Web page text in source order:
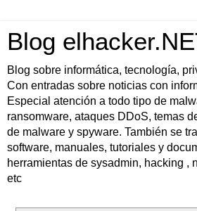
Blog
Blog sobre informática, tecnología,
Con entradas sobre noticias con
Especial atención a todo tipo de
ransomware, ataques DDoS, temas
de malware y spyware. También se
software, manuales, tutoriales y
herramientas de sysadmin, hacking ,
etc